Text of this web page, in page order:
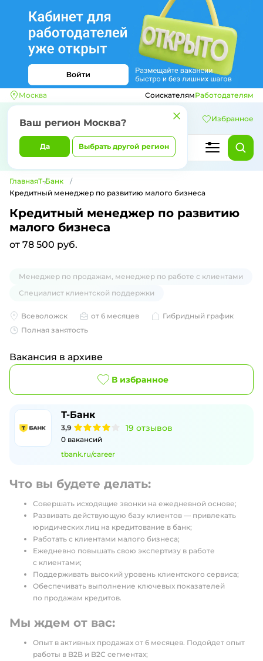
Москва
Ваш регион Москва?
Да Выбрать другой регион
СоискателямРаботодателям
Избранное
ГлавнаяТ-Банк
Кредитный менеджер по развитию малого бизнеса
Кредитный менеджер по развитию
малого бизнеса
от 78 500 руб.
Менеджер по продажам, менеджер по работе с клиентами
Специалист клиентской поддержки
Всеволожск от 6 месяцев
Гибридный график
Полная занятость
Вакансия в архиве
В избранное
Т-Банк
3,9 19 отзывов
0 вакансий
tbank.ru/career
Что вы будете делать:
Совершать исходящие звонки на ежедневной основе;
Развивать действующую базу клиентов — привлекать
юридических лиц на кредитование в банк;
Работать с клиентами малого бизнеса;
Ежедневно повышать свою экспертизу в работе
с клиентами;
Поддерживать высокий уровень клиентского сервиса;
Обеспечивать выполнение ключевых показателей
по продажам кредитов.
Мы ждем от вас:
Опыт в активных продажах от 6 месяцев. Подойдет опыт
работы в B2B и B2С сегментах;